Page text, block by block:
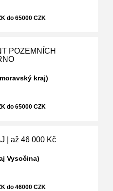
do 65000 CZK
POZEMNÍCH
kraj)
do 65000 CZK
| až 46 000 Kč
Vysočina)
do 46000 CZK